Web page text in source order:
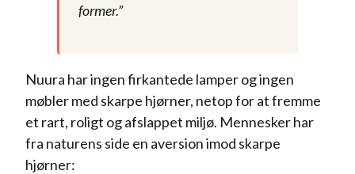
former.”
Nuura har ingen firkantede lamper og ingen
møbler med skarpe hjørner, netop for at fremme
et rart, roligt og afslappet miljø. Mennesker har
fra naturens side en aversion imod skarpe
hjørner: